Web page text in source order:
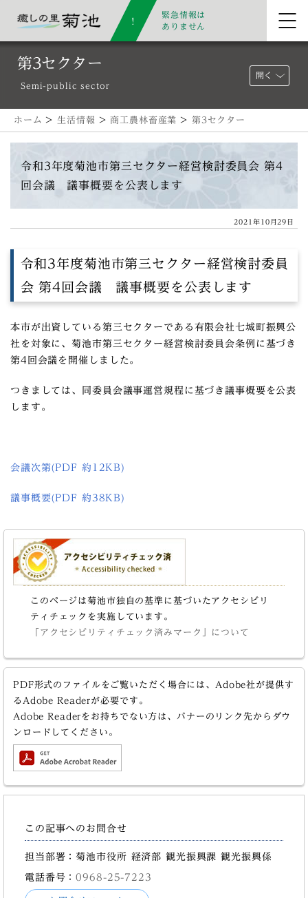
緊急情報は
ありません
第3セクター
Semi-public sector
開く
ホーム >生活情報 >商工農林畜産業 > 第3セクター
令和3年度菊池市第三セクター経営検討委員会 第4
回会議 議事概要を公表します
2021年10月29日
令和3年度菊池市第三セクター経営検討委員
会 第4回会議 議事概要を公表します
本市が出資している第三セクターである有限会社七城町振興公
社を対象に、菊池市第三セクター経営検討委員会条例に基づき
第4回会議を開催しました。
つきましては、同委員会議事運営規程に基づき議事概要を公表
します。
会議次第(PDF 約12KB)
議事概要(PDF 約38KB)
このページは菊池市独自の基準に基づいたアクセシビリ
ティチェックを実施しています。
「アクセシビリティチェック済みマーク」について
PDF形式のファイルをご覧いただく場合には、Adobe社が提供す
るAdobe Readerが必要です。
Adobe Readerをお持ちでない方は、バナーのリンク先からダウ
ンロードしてください。
この記事へのお問合せ
担当部署：菊池市役所 経済部 観光振興課 観光振興係
電話番号：0968-25-7223